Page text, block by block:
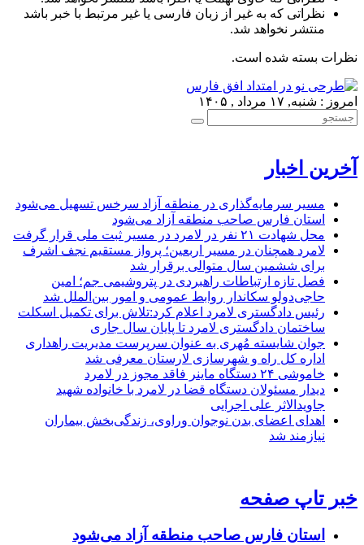
نظراتی که به غیر از زبان فارسی یا غیر مرتبط با خبر باشد
منتشر نخواهد شد.
نظرات بسته شده است.
امروز : شنبه, ۱۷ مرداد , ۱۴۰۵
آخرین اخبار
مسیر سرمایه‌گذاری در منطقه آزاد سرخس تسهیل می‌شود
استان فارس صاحب منطقه آزاد می‌شود
محل شهادت ۲۱ نفر در لامرد در مسیر ثبت ملی قرار گرفت
لامرد همچنان در مسیر اربعین؛ پرواز مستقیم نجف اشرف
برای ششمین سال متوالی برقرار شد
فصل تازه ارتباطات راهبردی در پتروشیمی جم؛ امین
حاجی‌دولو سکاندار روابط عمومی و امور بین‌الملل شد
رئیس دادگستری لامرد اعلام کرد:تلاش برای تکمیل اسکلت
ساختمان دادگستری لامرد تا پایان سال جاری
جوان شایسته مُهری به عنوان سرپرست مدیریت راهداری
اداره کل راه و شهرسازی لارستان معرفی شد
خاموشی ۲۴ دستگاه ماینر فاقد مجوز در لامرد
دیدار مسئولان دستگاه قضا در لامرد با خانواده شهید
جاویدالاثر علی اجرایی
اهدای اعضای بدن نوجوان وراوی، زندگی‌بخش بیماران
نیازمند شد
خبر تاپ صفحه
استان فارس صاحب منطقه آزاد می‌شود